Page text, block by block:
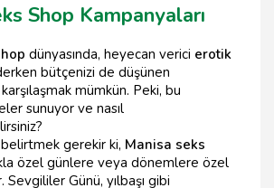
Shop Kampanyaları
dünyasında, heyecan verici erotik
bütçenizi de düşünen
mümkün. Peki, bu
sunuyor ve nasıl
gerekir ki, Manisa seks
özel günlere veya dönemlere özel
Sevgililer Günü, yılbaşı gibi